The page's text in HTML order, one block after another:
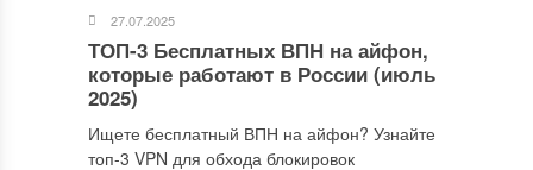
27.07.2025
ТОП-3 Бесплатных ВПН на айфон,
которые работают в России (июль
2025)
Ищете бесплатный ВПН на айфон? Узнайте
топ-3 VPN для обхода блокировок